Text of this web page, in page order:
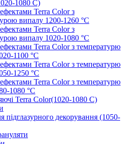
1080 С)
ефектами Terra Color з
випалу 1200-1260 °С
ефектами Terra Color з
випалу 1020-1080 °С
ефектами Terra Color з температурю
1100 °С
ефектами Terra Color з температурю
1250 °С
ефектами Terra Color з температурю
1080 °С
Terra Color(1020-1080 С)
підглазурного декорування (1050-